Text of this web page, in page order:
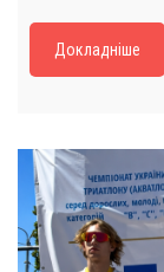
Докладніше